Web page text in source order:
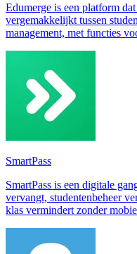
Edumerge is een platform
vergemakkelijkt tussen
management, met functies
SmartPass
SmartPass is een digitale
vervangt, studentenbeheer
klas vermindert zonder